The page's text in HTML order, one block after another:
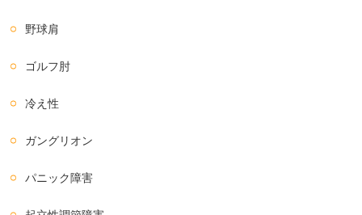
野球肩
ゴルフ肘
冷え性
ガングリオン
パニック障害